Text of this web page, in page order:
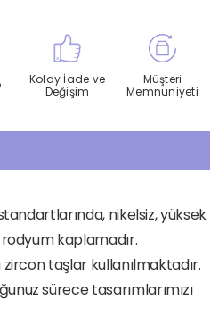
Kolay İade ve
Değişim
Müşteri
Memnuniyeti
nikelsiz, yüksek
kaplamadır.
taşlar kullanılmaktadır.
sürece tasarımlarımızı